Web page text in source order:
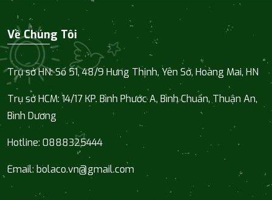
Về Chúng Tôi
Trụ sở HN: Số 51, 48/9 Hưng Thịnh, Yên Sở, Hoàng Mai, HN
Trụ sở HCM: 14/17 KP. Bình Phước A, Bình Chuẩn, Thuận An,
Bình Dương
Hotline: 0888325444
Email: bolaco.vn@gmail.com